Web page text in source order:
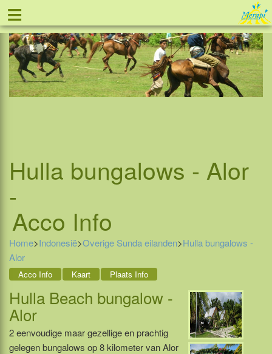
≡ Tel: 088 - 81 11 999
Hulla bungalows - Alor
-
Acco Info
Home>Indonesië>Overige Sunda eilanden>Hulla bungalows -
Alor
Acco Info Kaart Plaats Info
Hulla Beach bungalow -
Alor
2 eenvoudige maar gezellige en prachtig
gelegen bungalows op 8 kilometer van Alor